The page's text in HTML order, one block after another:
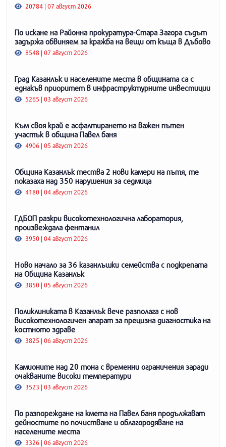
20784 | 07 август 2026
По искане на Районна прокуратура-Стара Загора съдът
задържа обвиняем за кражба на вещи от къща в Дъбово
8548 | 07 август 2026
Град Казанлък и населените места в общината са с
еднакъв приоритет в инфраструктурните инвестиции
5265 | 03 август 2026
Към своя край е асфалтирането на важен пътен
участък в община Павел баня
4906 | 05 август 2026
Община Казанлък тества 2 нови камери на пътя, те
показаха над 350 нарушения за седмица
4180 | 04 август 2026
ГДБОП разкри високотехнологична лаборатория,
произвеждала фентанил
3950 | 04 август 2026
Ново начало за 36 казанлъшки семейства с подкрепата
на Община Казанлък
3850 | 05 август 2026
Поликлиниката в Казанлък вече разполага с нов
високотехнологичен апарат за прецизна диагностика на
костното здраве
3825 | 06 август 2026
Камионите над 20 тона с временни ограничения заради
очакваните високи температури
3523 | 03 август 2026
По разпореждане на кмета на Павел баня продължават
дейностите по почистване и облагородяване на
населените места
3326 | 06 август 2026